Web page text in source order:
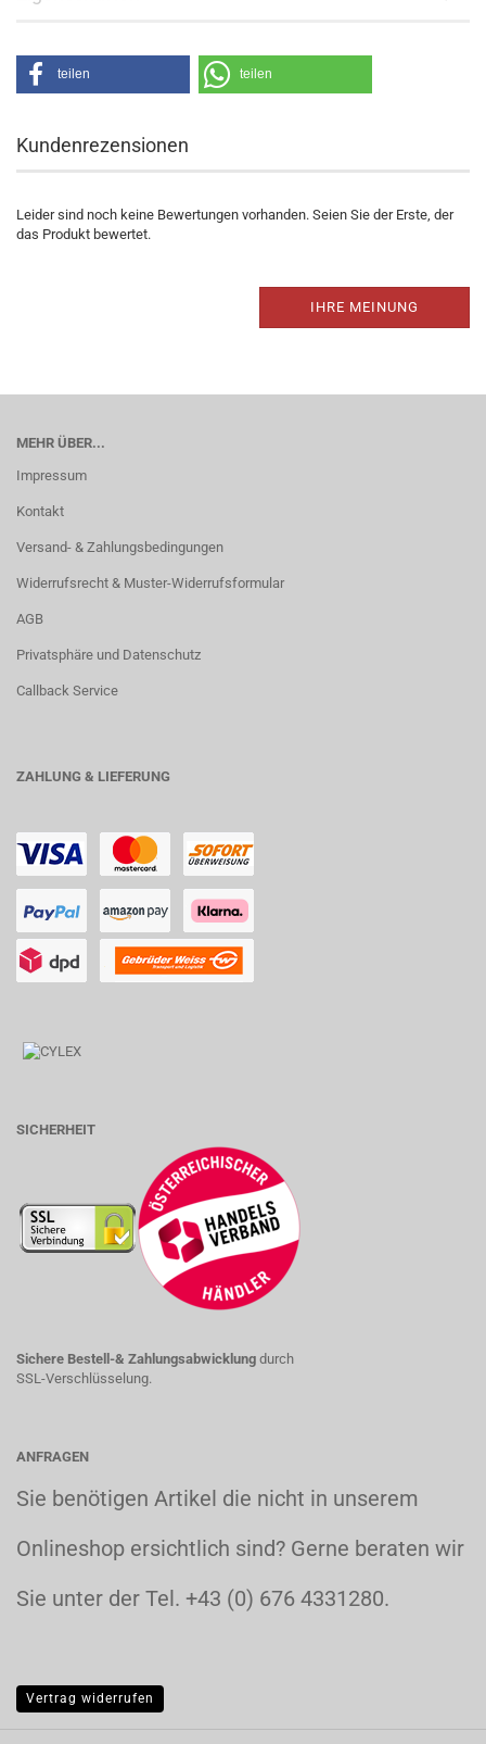
teilen teilen
Kundenrezensionen
Leider sind noch keine Bewertungen vorhanden. Seien Sie der Erste, der
das Produkt bewertet.
IHRE MEINUNG
MEHR ÜBER...
Impressum
Kontakt
Versand- & Zahlungsbedingungen
Widerrufsrecht & Muster-Widerrufsformular
AGB
Privatsphäre und Datenschutz
Callback Service
ZAHLUNG & LIEFERUNG
SICHERHEIT
Sichere Bestell-& Zahlungsabwicklung durch
SSL-Verschlüsselung.
ANFRAGEN
Sie benötigen Artikel die nicht in unserem
Onlineshop ersichtlich sind? Gerne beraten wir
Sie unter der Tel. +43 (0) 676 4331280.
Vertrag widerrufen